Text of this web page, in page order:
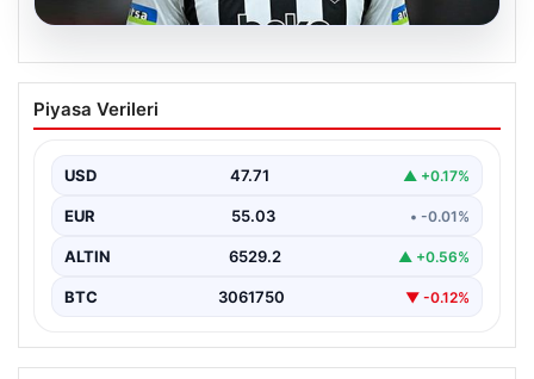
04.08.2026
Arjantin’i Tercih Etmişti! Beşiktaş’tan
Mauro Icardi Hakkında Son Durum
Mauro Icardi’nin menajeri aracılığıyla yaptığı açıklamada,
oyuncunun kariyerine…
Piyasa Verileri
USD 47.71 ▲ +0.17%
EUR 55.03 • -0.01%
ALTIN 6529.2 ▲ +0.56%
BTC 3061750 ▼ -0.12%